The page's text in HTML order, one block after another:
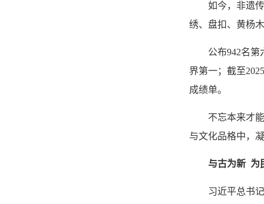
如今，非遗
绣、盘扣、黄杨
公布942名
界第一；截至
成绩单。
不忘本来才
与文化品格中，
与古为新 为
习近平总书